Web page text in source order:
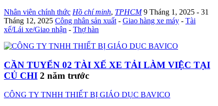
Nhân viên chính thức Hồ chí minh, TPHCM 9 Tháng 1, 2025 - 31
Tháng 12, 2025 Công nhân sản xuất - Giao hàng xe máy - Tài
xế/Lái xe/Giao nhận - Thợ hàn
CẦN TUYỂN 02 TÀI XẾ XE TẢI LÀM VIỆC TẠI
CỦ CHI 2 năm trước
CÔNG TY TNHH THIẾT BỊ GIÁO DỤC BAVICO